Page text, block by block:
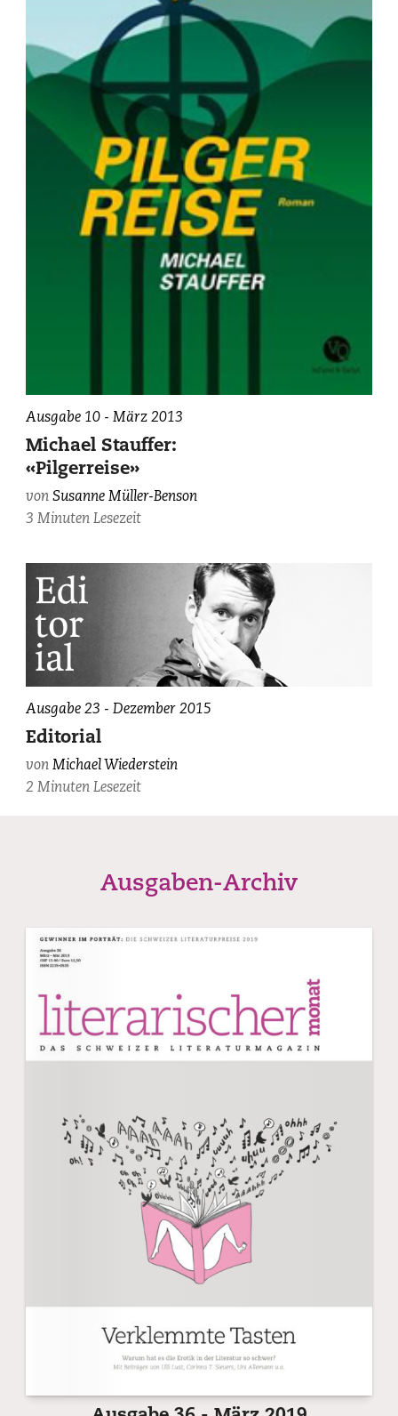
Ausgabe 10 - März 2013
Michael Stauffer:
«Pilgerreise»
vonSusanne Müller-Benson
3 Minuten Lesezeit
Ausgabe 23 - Dezember 2015
Editorial
vonMichael Wiederstein
2 Minuten Lesezeit
Ausgaben-Archiv